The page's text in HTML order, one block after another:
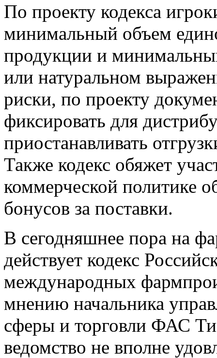
По проекту кодекса
минимальный объем
продукции и
или натуральном
риски, по проекту
фиксировать для
приостанавливать
Также кодекс обяжет
коммерческой политике
бонусов за поставки.
В сегодняшнее пора на
действует кодекс
международных
мнению начальника
сферы и торговли ФАС
ведомство не вполне